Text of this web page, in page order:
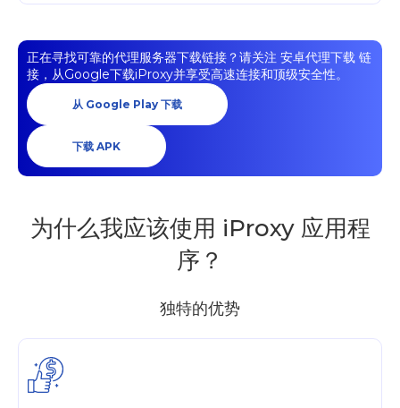
正在寻找可靠的代理服务器下载链接？请关注 安卓代理下载 链
接，从Google下载iProxy并享受高速连接和顶级安全性。
从 Google Play 下载
下载 APK
为什么我应该使用 iProxy 应用程
序？
独特的优势